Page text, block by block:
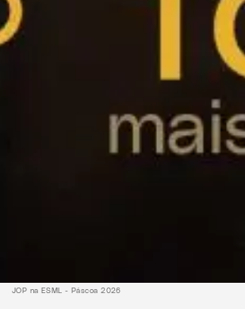
JOP na ESML - Páscoa 2026